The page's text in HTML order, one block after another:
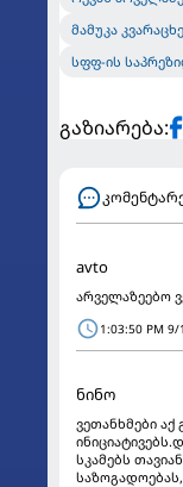
მამუკა
სფფ-ის
გაზიარება:
avto
არველაზეებო
1:03:50 PM
ნინო
ვეთანხმები
სკამებს